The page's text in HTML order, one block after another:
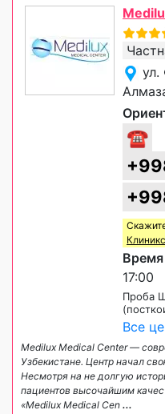
ул.
☎
17:00
Проба
Все
Medilux Medical Center —
Узбекистане. Центр начал
Несмотря на не долгую
пациентов высочайшим
«Medilux Medical Cen ...